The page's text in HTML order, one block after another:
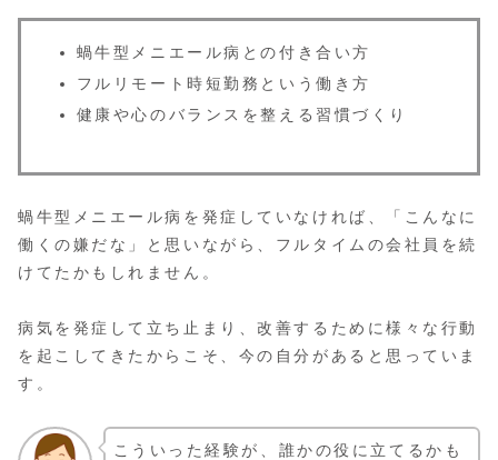
蝸牛型メニエール病との付き合い方
フルリモート時短勤務という働き方
健康や心のバランスを整える習慣づくり
蝸牛型メニエール病を発症していなければ、「こんなに
働くの嫌だな」と思いながら、フルタイムの会社員を続
けてたかもしれません。
病気を発症して立ち止まり、改善するために様々な行動
を起こしてきたからこそ、今の自分があると思っていま
す。
こういった経験が、誰かの役に立てるかも